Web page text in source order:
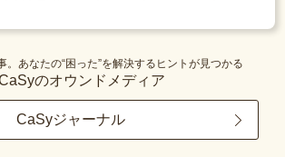
。あなたの“困った”を解決するヒントが見つかる
のオウンドメディア
CaSyジャーナル